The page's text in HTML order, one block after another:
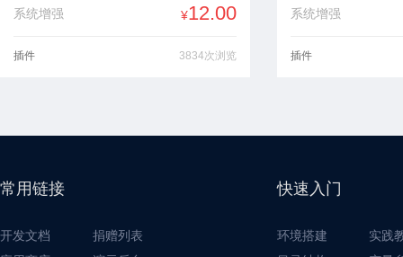
¥12.00
系统增强
插件 3834次浏览
系统增强
插件
常用链接
开发文档
捐赠列表
快速入门
环境搭建
实践